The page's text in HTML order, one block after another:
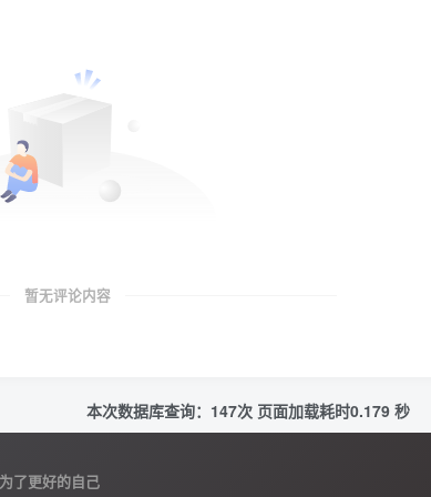
暂无评论内容
本次数据库查询：147次 页面加载耗时0.179 秒
了更好的自己